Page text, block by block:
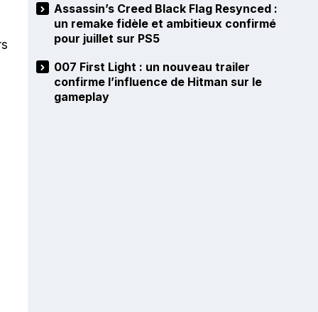
Assassin’s Creed Black Flag Resynced :
un remake fidèle et ambitieux confirmé
pour juillet sur PS5
007 First Light : un nouveau trailer
confirme l’influence de Hitman sur le
gameplay